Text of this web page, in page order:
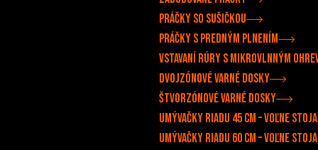
Práčky so sušičkou
Práčky s predným plnením
Vstavaní rúry s mikrovlnným
Dvojzónové varné dosky
Štvorzónové varné dosky
Umývačky riadu 45 cm – voľne
Umývačky riadu 60 cm – voľne